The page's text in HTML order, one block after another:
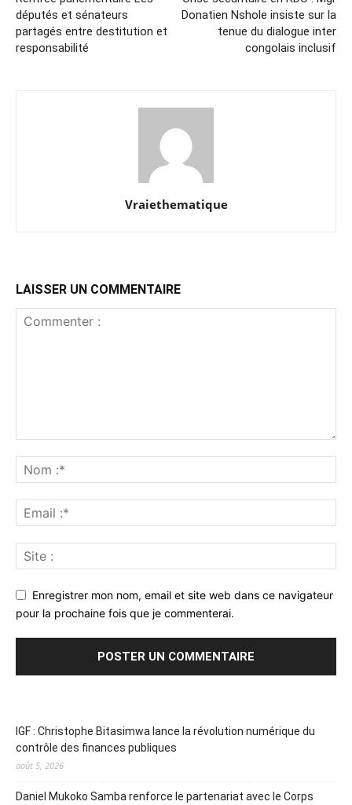
députés et sénateurs
partagés entre destitution et
responsabilité
Donatien Nshole insiste sur la
tenue du dialogue inter
congolais inclusif
Vraiethematique
LAISSER UN COMMENTAIRE
Enregistrer mon nom, email et site web dans ce navigateur
pour la prochaine fois que je commenterai.
IGF : Christophe Bitasimwa lance la révolution numérique du
contrôle des finances publiques
août 5, 2026
Daniel Mukoko Samba renforce le partenariat avec le Corps